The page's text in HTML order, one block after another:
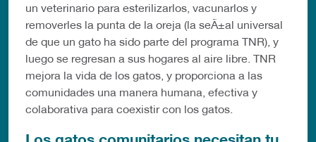
un veterinario para esterilizarlos, vacunarlos y
removerles la punta de la oreja (la seÃ±al universal
de que un gato ha sido parte del programa TNR), y
luego se regresan a sus hogares al aire libre. TNR
mejora la vida de los gatos, y proporciona a las
comunidades una manera humana, efectiva y
colaborativa para coexistir con los gatos.